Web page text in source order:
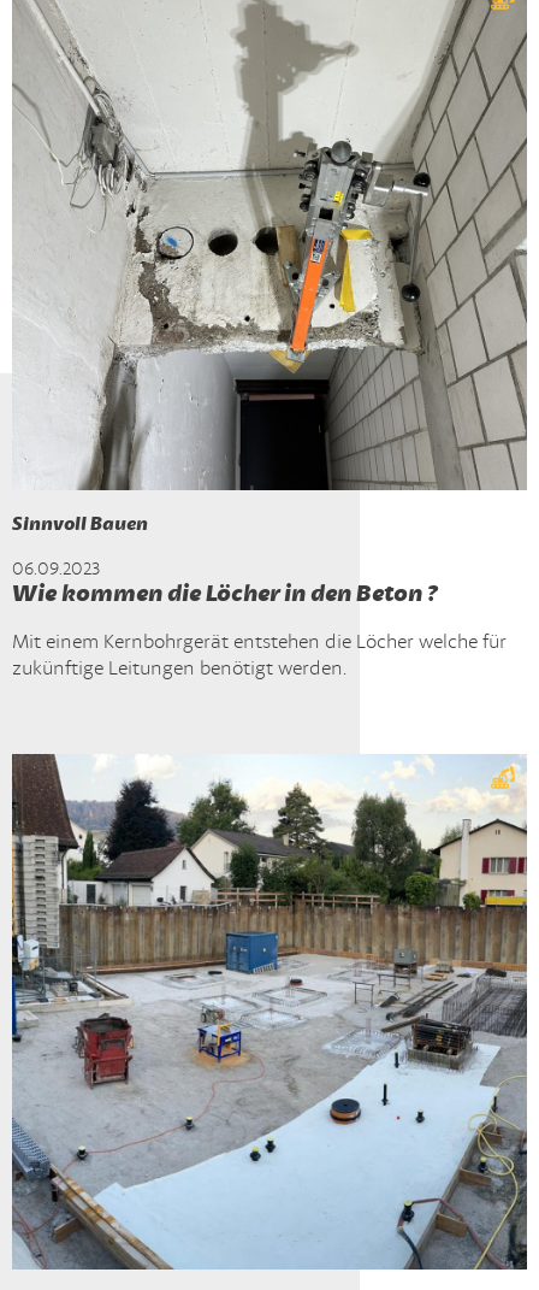
Sinnvoll Bauen
06.09.2023
Wie kommen die Löcher in den Beton ?
Mit einem Kernbohrgerät entstehen die Löcher welche für
zukünftige Leitungen benötigt werden.